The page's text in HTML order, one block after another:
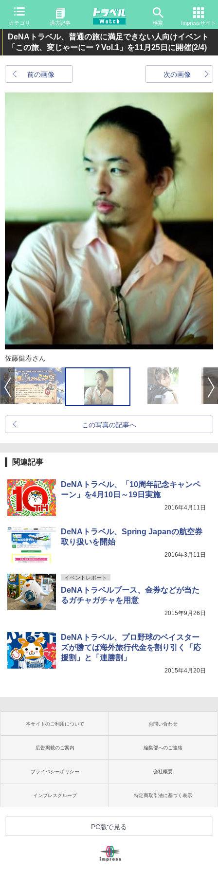
カテゴリ 過去記事 検索 Impressサイト
DeNAトラベル、普通の旅に満足できない人向けイベント
「この旅、変じゃーにー？Vol.1」を11月25日に開催(2/4)
前の画像 次の画像
佐藤健寿さん
この写真の記事へ
関連記事
DeNAトラベル、「10周年記念キャンペ
ーン」を4月10日～19日実施
2016年4月11日
DeNAトラベル、Spring Japanの航空券
取り扱いを開始
2016年3月11日
イベントレポート
DeNAトラベルブース、金券などが当た
るガチャガチャを用意
2015年9月26日
DeNAトラベル、プロ野球のベイスター
ズが勝てば海外旅行代金を割り引く「応
援割」と「連勝割」
2015年4月20日
本サイトのご利用について お問い合わせ
広告掲載のご案内 編集部へのご連絡
プライバシーポリシー 会社概要
インプレスグループ 特定商取引法に基づく表示
PC版で見る